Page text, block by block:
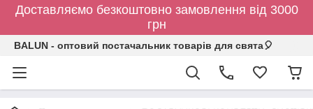
Доставляємо безкоштовно замовлення від 3000
грн
BALUN - оптовий постачальник товарів для свята🎈